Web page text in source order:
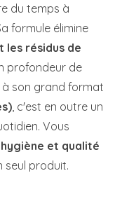
du temps à
formule élimine
les résidus de
profondeur de
à son grand format
, c'est en outre un
Vous
et qualité
seul produit.